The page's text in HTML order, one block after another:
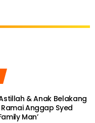
& Anak Belakang
Ramai Anggap Syed
Man’